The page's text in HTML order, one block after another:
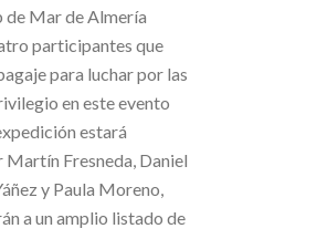
de Mar de Almería
participantes que
para luchar por las
en este evento
estará
Fresneda, Daniel
y Paula Moreno,
a un amplio listado de